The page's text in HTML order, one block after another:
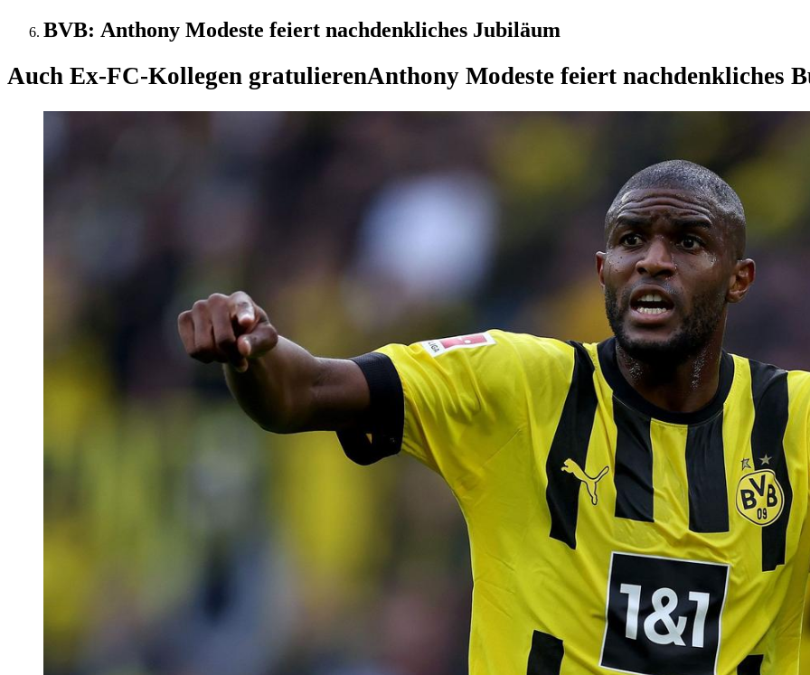
BVB: Anthony Modeste feiert nachdenkliches Jubiläum
Auch Ex-FC-Kollegen gratulierenAnthony Modeste feiert nachdenkliches